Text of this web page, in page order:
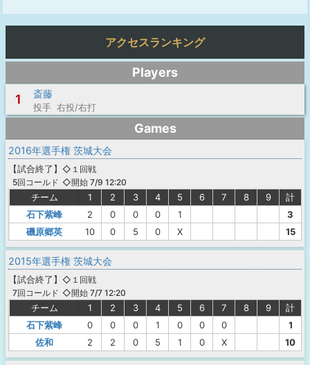
アクセスランキング
Players
1
斎藤
投手 右投/右打
Games
2016年選手権 茨城大会
【試合終了 】
5回コールド
◇１回戦
◇開始 7/9 12:20
チーム 1 2 3 4 5 6 7 8 9
計
石下紫峰
2 0 0 0 1
3
磯原郷英
10 0 5 0 X 15
2015年選手権 茨城大会
【試合終了 】
7回コールド
◇１回戦
◇開始 7/7 12:20
チーム 1 2 3 4 5 6 7 8 9
計
石下紫峰
0 0 0 1 0 0 0
1
佐和
2 2 0 5 1 0 X 10